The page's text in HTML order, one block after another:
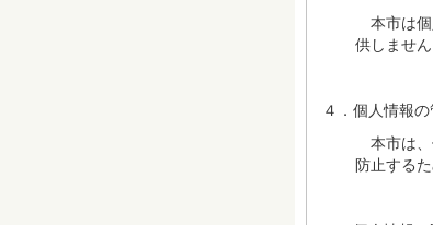
本市は個
供しません
４．個人情報の
本市は、
防止する